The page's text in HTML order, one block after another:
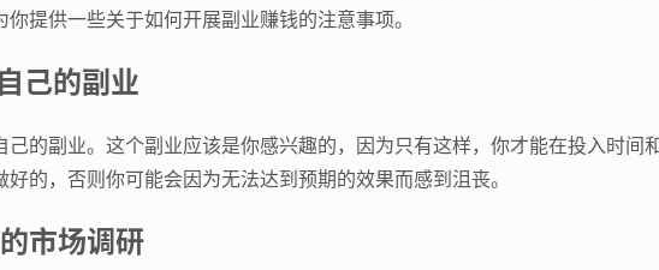
提供一些关于如何开展副业赚钱的注意事项。
己的副业
己的副业。这个副业应该是你感兴趣的，因为只有这样，你才能在投入时间
的，否则你可能会因为无法达到预期的效果而感到沮丧。
市场调研